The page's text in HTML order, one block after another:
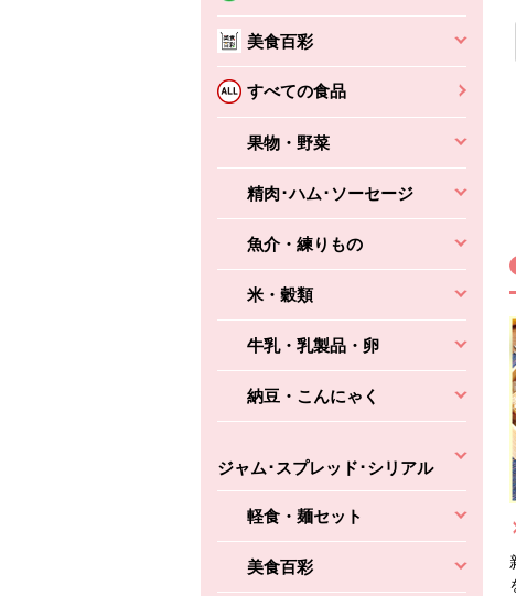
美食百彩
すべての食品
果物・野菜
精肉･ハム･ソーセージ
魚介・練りもの
米・穀類
牛乳・乳製品・卵
納豆・こんにゃく
ジャム･スプレッド･シリアル
軽食・麺セット
美食百彩
かごへ
かごへ